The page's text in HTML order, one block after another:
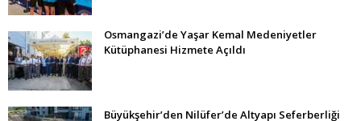
Osmangazi’de Yaşar Kemal Medeniyetler
Kütüphanesi Hizmete Açıldı
Büyükşehir’den Nilüfer’de Altyapı Seferberliği